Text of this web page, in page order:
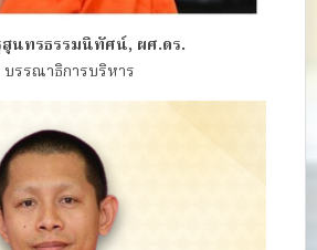
สุนทรธรรมนิทัศน์, ผศ.ดร.
บรรณาธิการบริหาร